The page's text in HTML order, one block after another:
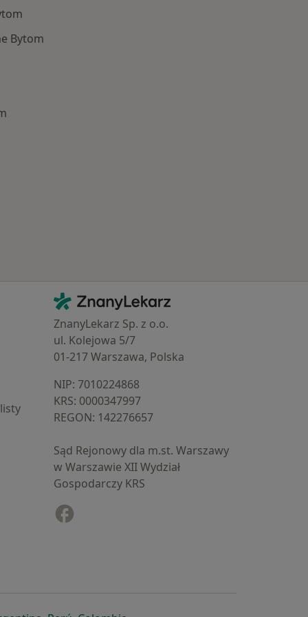
Bytom
Kontakt
ZnanyLekarz - Strona główna
ZnanyLekarz Sp. z o.o.
ul. Kolejowa 5/7
01-217 Warszawa, Polska
NIP: ⁠7010224868
KRS: ⁠0000347997
REGON: ⁠142276657
Sąd Rejonowy dla m.st. Warszawy
w Warszawie XII Wydział
Gospodarczy KRS